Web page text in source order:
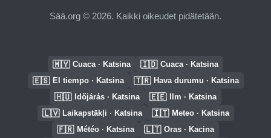
Sää.org © 2026. Kaikki oikeudet pidätetään.
🇲🇾 Cuaca · Katsina 🇮🇩 Cuaca · Katsina
🇪🇸 El tiempo · Katsina 🇹🇷 Hava durumu · Katsina
🇭🇺 Időjárás · Katsina 🇪🇪 Ilm · Katsina
🇱🇻 Laikapstākļi · Katsina 🇮🇹 Meteo · Katsina
🇫🇷 Météo · Katsina 🇱🇹 Oras · Kacina